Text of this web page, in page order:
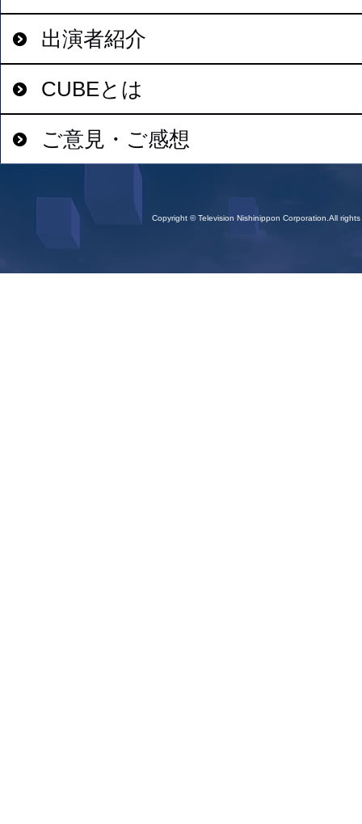
出演者紹介
CUBEとは
ご意見・ご感想
Copyright © Television Nishinippon Corporation.All